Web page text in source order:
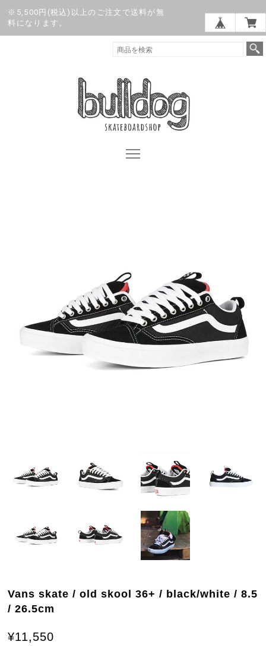
※5,500円(税込)以上のご注文で送料が無
料になります。
Vans skate / old skool 36+ / black/white / 8.5
/ 26.5cm
¥11,550